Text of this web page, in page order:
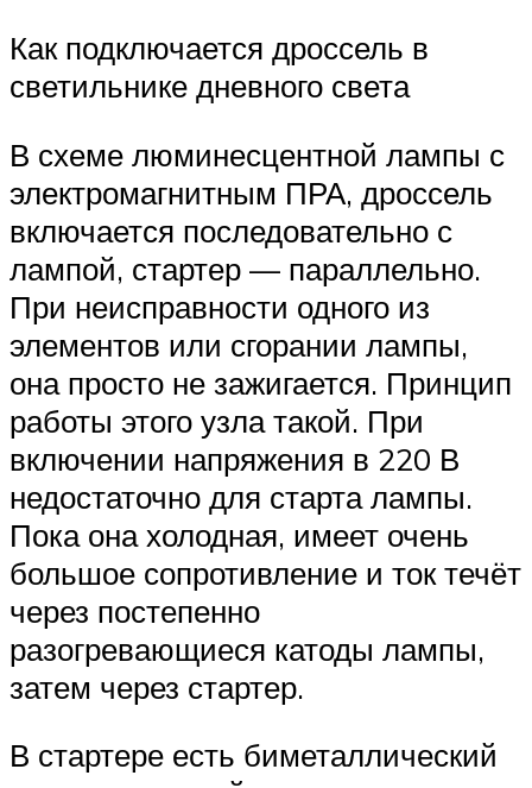
Как подключается дроссель в
светильнике дневного света
В схеме люминесцентной лампы с
электромагнитным ПРА, дроссель
включается последовательно с
лампой, стартер — параллельно.
При неисправности одного из
элементов или сгорании лампы,
она просто не зажигается. Принцип
работы этого узла такой. При
включении напряжения в 220 В
недостаточно для старта лампы.
Пока она холодная, имеет очень
большое сопротивление и ток течёт
через постепенно
разогревающиеся катоды лампы,
затем через стартер.
В стартере есть биметаллический